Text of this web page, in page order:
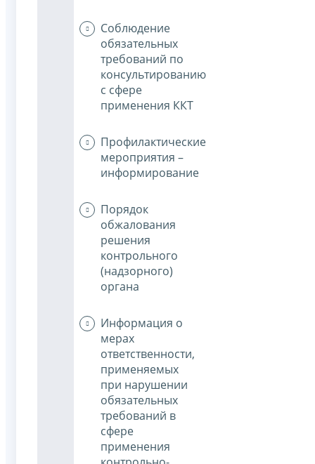
Соблюдение
обязательных
требований по
консультированию
с сфере
применения ККТ
Профилактические
мероприятия –
информирование
Порядок
обжалования
решения
контрольного
(надзорного)
органа
Информация о
мерах
ответственности,
применяемых
при нарушении
обязательных
требований в
сфере
применения